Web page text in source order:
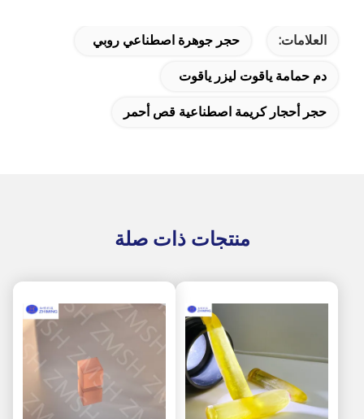
العلامات:
حجر جوهرة اصطناعي روبي
دم حمامة ياقوت ليزر ياقوت
حجر أحجار كريمة اصطناعية قص أحمر
منتجات ذات صلة